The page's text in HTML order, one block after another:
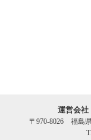
運営会
〒970-8026 福島